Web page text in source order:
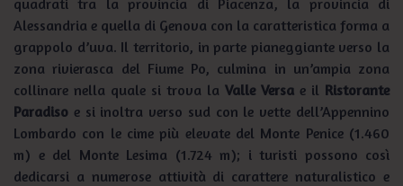
Alessandria e quella di Genova con la caratteristica forma a
grappolo d’uva. Il territorio, in parte pianeggiante verso la
zona rivierasca del Fiume Po, culmina in un’ampia zona
collinare nella quale si trova la Valle Versa e il Ristorante
Paradiso e si inoltra verso sud con le vette dell’Appennino
Lombardo con le cime più elevate del Monte Penice (1.460
m) e del Monte Lesima (1.724 m); i turisti possono così
dedicarsi a numerose attività di carattere naturalistico e